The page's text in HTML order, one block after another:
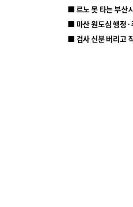
■ 르노 못 타는 부산
■ 마산 원도심 행정·